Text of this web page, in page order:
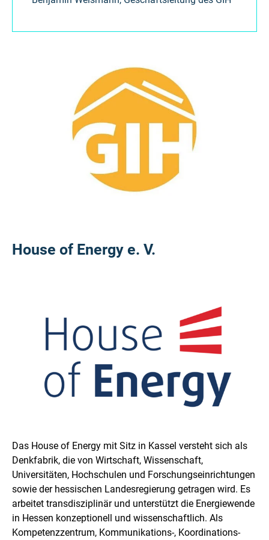
House of Energy e. V.
Das House of Energy mit Sitz in Kassel versteht sich als
Denkfabrik, die von Wirtschaft, Wissenschaft,
Universitäten, Hochschulen und Forschungseinrichtungen
sowie der hessischen Landesregierung getragen wird. Es
arbeitet transdisziplinär und unterstützt die Energiewende
in Hessen konzeptionell und wissenschaftlich. Als
Kompetenzzentrum, Kommunikations-, Koordinations-